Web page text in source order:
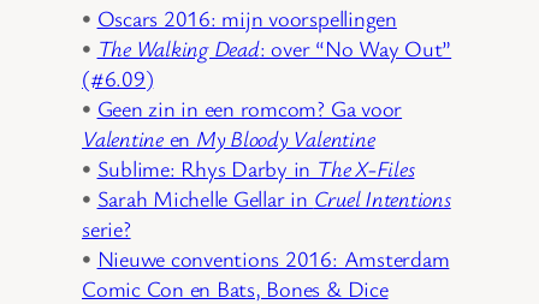
• Oscars 2016: mijn voorspellingen
• The Walking Dead: over “No Way Out”
(#6.09)
• Geen zin in een romcom? Ga voor
Valentineen My Bloody Valentine
• Sublime: Rhys Darby in The X-Files
• Sarah Michelle Gellar in Cruel Intentions
serie?
• Nieuwe conventions 2016: Amsterdam
Comic Con en Bats, Bones & Dice